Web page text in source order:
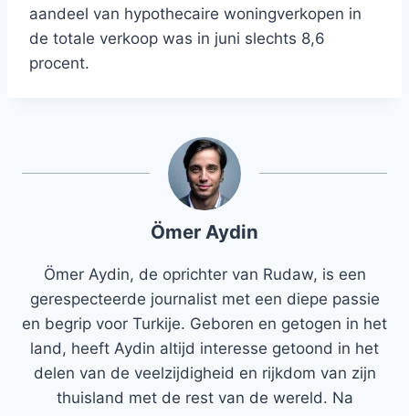
aandeel van hypothecaire woningverkopen in
de totale verkoop was in juni slechts 8,6
procent.
Ömer Aydin
Ömer Aydin, de oprichter van Rudaw, is een
gerespecteerde journalist met een diepe passie
en begrip voor Turkije. Geboren en getogen in het
land, heeft Aydin altijd interesse getoond in het
delen van de veelzijdigheid en rijkdom van zijn
thuisland met de rest van de wereld. Na